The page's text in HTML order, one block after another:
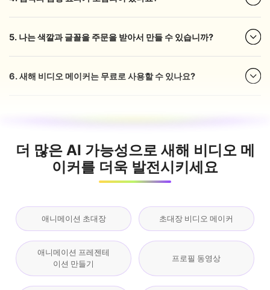
5. 나는 색깔과 글꼴을 주문을 받아서 만들 수 있습니까?
6. 새해 비디오 메이커는 무료로 사용할 수 있나요?
더 많은 AI 가능성으로 새해 비디오 메
이커를 더욱 발전시키세요
애니메이션 초대장 초대장 비디오 메이커
애니메이션 프레젠테
이션 만들기
프로필 동영상